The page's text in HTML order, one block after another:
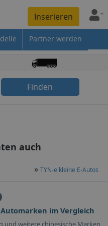
Inserieren
Partner werden
Finden
auch
» TYN-e kleine E-Autos
im Vergleich
und weitere chinesische Marken